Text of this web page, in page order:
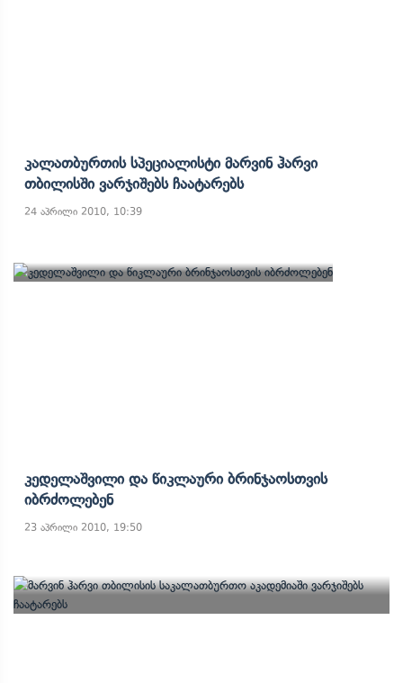
Კალათბურთის Სპეციალისტი Მარვინ Ჰარვი
Თბილისში Ვარჯიშებს Ჩაატარებს
24 აპრილი 2010, 10:39
Კედელაშვილი Და Წიკლაური Ბრინჯაოსთვის
Იბრძოლებენ
23 აპრილი 2010, 19:50